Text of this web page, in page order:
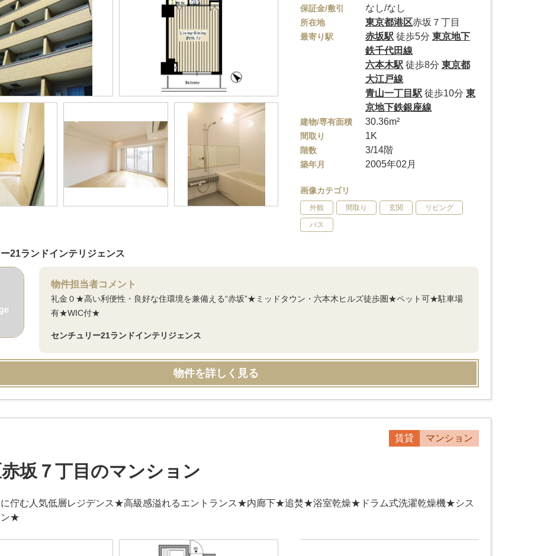
保証金/敷引 なし/なし
所在地 東京都港区赤坂７丁目
最寄り駅 赤坂駅 徒歩5分東京地下
鉄千代田線
六本木駅 徒歩8分東京都
大江戸線
青山一丁目駅 徒歩10分東
京地下鉄銀座線
建物/専有面積 30.36m²
間取り 1K
階数 3/14階
築年月 2005年02月
画像カテゴリ
外観 間取り 玄関 リビング
バス
21ランドインテリジェンス
物件担当者コメント
礼金０★高い利便性・良好な住環境を兼備える“赤坂”★ミッドタウン・六本木ヒルズ徒歩圏★ペット可★駐車場
有★WIC付★
センチュリー21ランドインテリジェンス
物件を詳しく見る
賃貸 マンション
坂７丁目のマンション
に佇む人気低層レジデンス★高級感溢れるエントランス★内廊下★追焚★浴室乾燥★ドラム式洗濯乾燥機★シス
ン★